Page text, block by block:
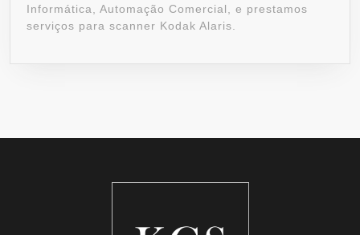
Informática, Automação Comercial, e prestamos
serviços para scanner Kodak Alaris.